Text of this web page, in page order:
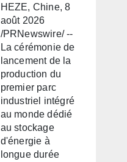
HEZE, Chine, 8
août 2026
/PRNewswire/ --
La cérémonie de
lancement de la
production du
premier parc
industriel intégré
au monde dédié
au stockage
d'énergie à
longue durée